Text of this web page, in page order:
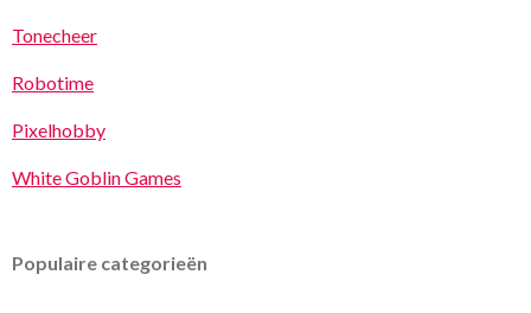
Tonecheer
Robotime
Pixelhobby
White Goblin Games
Populaire categorieën